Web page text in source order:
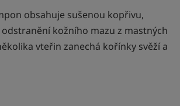
obsahuje sušenou kopřivu,
kožního mazu z mastných
vteřin zanechá kořínky svěží a